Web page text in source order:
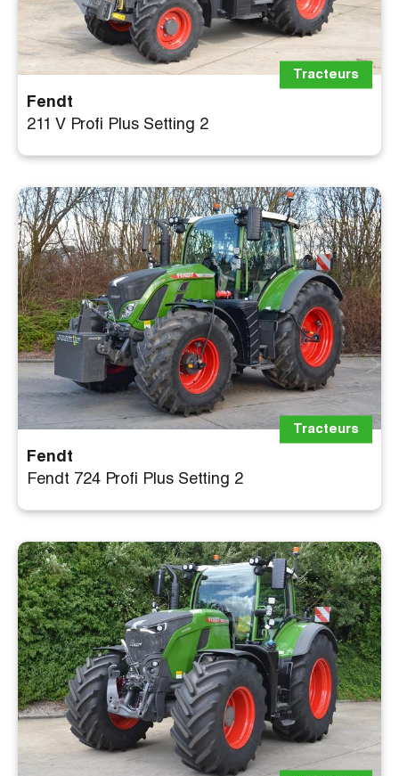
Fendt
211 V Profi Plus Setting 2
Tracteurs
Fendt
Fendt 724 Profi Plus Setting 2
Tracteurs